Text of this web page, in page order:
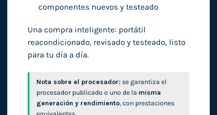
componentes nuevos y testeado
Una compra inteligente: portátil
reacondicionado, revisado y testeado, listo
para tu día a día.
Nota sobre el procesador: se garantiza el
procesador publicado o uno de la misma
generación y rendimiento, con prestaciones